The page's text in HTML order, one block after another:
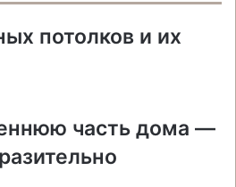
потолков и их
часть дома —